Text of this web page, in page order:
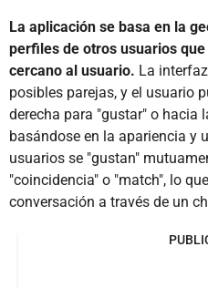
La aplicación se basa en la
perfiles de otros usuarios
cercano al usuario. La
posibles parejas, y el usuario
derecha para "gustar" o hacia
basándose en la apariencia y
usuarios se "gustan"
"coincidencia" o "match", lo
conversación a través de un